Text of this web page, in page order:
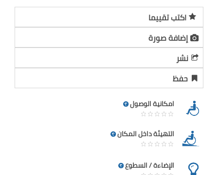
اكتب تقييما
إضافة صورة
نشر
حفظ
امكانية الوصول
التهيئة داخل المكان
الإضاءة / السطوع